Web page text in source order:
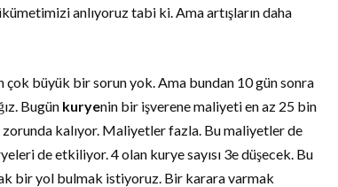
anlıyoruz tabi ki. Ama artışların daha
çok büyük bir sorun yok. Ama bundan 10 gün sonra
Bugün kuryenin bir işverene maliyeti en az 25 bin
kalıyor. Maliyetler fazla. Bu maliyetler de
de etkiliyor. 4 olan kurye sayısı 3e düşecek. Bu
bir yol bulmak istiyoruz. Bir karara varmak